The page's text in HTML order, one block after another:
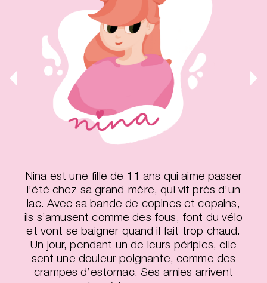
Nina est une fille de 11 ans qui aime passer
l’été chez sa grand-mère, qui vit près d’un
lac. Avec sa bande de copines et copains,
ils s’amusent comme des fous, font du vélo
et vont se baigner quand il fait trop chaud.
Un jour, pendant un de leurs périples, elle
sent une douleur poignante, comme des
crampes d’estomac. Ses amies arrivent